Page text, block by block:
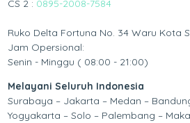
CS 2 : 0895-2008-7584
Ruko Delta Fortuna No. 34 Waru Kota
Jam Opersional:
Senin - Minggu ( 08:00 - 21:00)
Melayani Seluruh Indonesia
Surabaya – Jakarta – Medan –
Yogyakarta – Solo – Palembang –